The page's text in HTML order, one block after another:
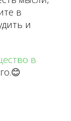
в
и
в
😊